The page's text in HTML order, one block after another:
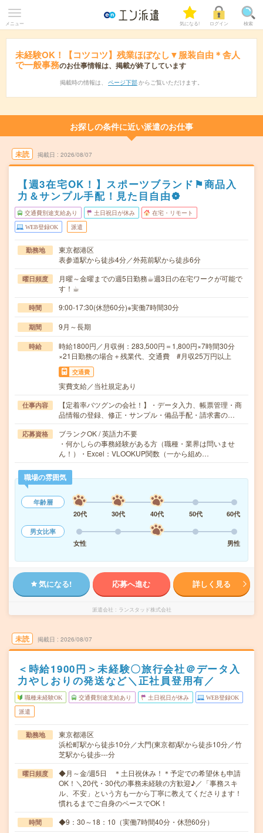
メニュー 気になる! ログイン 検索
未経験OK！【コツコツ】残業ほぼなし▼服装自由＊舎人
で一般事務のお仕事情報は、掲載が終了しています
掲載時の情報は、 ページ下部 からご覧いただけます。
お探しの条件に近い派遣のお仕事
未読 掲載日 2026/08/07
【週3在宅OK！】スポーツブランド⚑商品入
力＆サンプル手配！見た目自由❁
交通費別途支給あり 土日祝日が休み 在宅・リモート
WEB登録OK 派遣
勤務地
東京都港区
表参道駅から徒歩4分／外苑前駅から徒歩6分
曜日頻度
月曜～金曜までの週5日勤務☕︎週3日の在宅ワークが可能で
す！☕︎
時間 9:00-17:30(休憩60分)※実働7時間30分
期間 9月～長期
時給
時給1800円／月収例：283,500円＝1,800円×7時間30分
×21日勤務の場合＋残業代、交通費 #月収25万円以上
交通費
実費支給／当社規定あり
仕事内容
【定着率バツグンの会社！】・データ入力、帳票管理・商
品情報の登録、修正・サンプル・備品手配・請求書の…
応募資格
ブランクOK / 英語力不要
・何かしらの事務経験がある方（職種・業界は問いませ
ん！）・Excel：VLOOKUP関数（一から組め…
職場の雰囲気
年齢層
20代
30代 40代 50代
60代
男女比率
女性
男性
気になる! 応募へ進む 詳しく見る
派遣会社 ランスタッド株式会社
未読 掲載日 2026/08/07
＜時給1900円＞未経験〇旅行会社＠データ入
力やしおりの発送など＼正社員登用有／
職種未経験OK 交通費別途支給あり 土日祝日が休み WEB登録OK
派遣
勤務地
東京都港区
浜松町駅から徒歩10分／大門(東京都)駅から徒歩10分／竹
芝駅から徒歩---分
曜日頻度
◆月～金/週5日 ＊土日祝休み！＊予定での希望休も申請
OK！＼20代・30代の事務未経験の方歓迎♪／「事務スキ
ル、不安」という方も一から丁寧に教えてくださります！
慣れるまでご自身のペースでOK！
時間 ◆9：30～18：10（実働7時間40分・休憩60分）